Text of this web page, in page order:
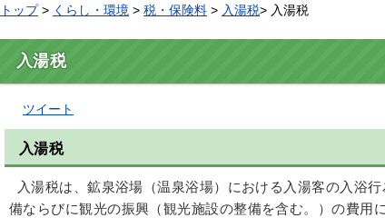
トップ> くらし・環境 > 税・保険料 > 入湯税> 入湯税
入湯税
ツイート
入湯税
入湯税は、鉱泉浴場（温泉浴場）における入湯客の入浴
備ならびに観光の振興（観光施設の整備を含む。）の費用